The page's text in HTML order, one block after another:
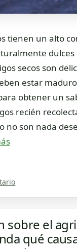
tienen un alto
secos son
estar
obtener un
recién
no son nada
sobre el
qué